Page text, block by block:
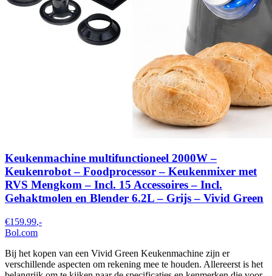
Keukenmachine multifunctioneel 2000W –
Keukenrobot – Foodprocessor – Keukenmixer met
RVS Mengkom – Incl. 15 Accessoires – Incl.
Gehaktmolen en Blender 6.2L – Grijs – Vivid Green
€159.99,-
Bol.com
Bij het kopen van een Vivid Green Keukenmachine zijn er
verschillende aspecten om rekening mee te houden. Allereerst is het